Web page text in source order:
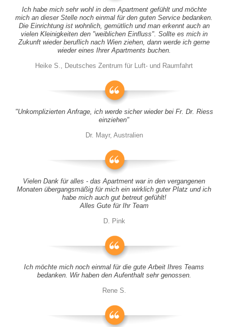
Ich habe mich sehr wohl in dem Apartment gefühlt und möchte
mich an dieser Stelle noch einmal für den guten Service bedanken.
Die Einrichtung ist wohnlich, gemütlich und man erkennt auch an
vielen Kleinigkeiten den "weiblichen Einfluss". Sollte es mich in
Zukunft wieder beruflich nach Wien ziehen, dann werde ich gerne
wieder eines Ihrer Apartments buchen.
Heike S., Deutsches Zentrum für Luft- und Raumfahrt
"Unkomplizierten Anfrage, ich werde sicher wieder bei Fr. Dr. Riess
einziehen"
Dr. Mayr, Australien
Vielen Dank für alles - das Apartment war in den vergangenen
Monaten übergangsmäßig für mich ein wirklich guter Platz und ich
habe mich auch gut betreut gefühlt!
Alles Gute für Ihr Team
D. Pink
Ich möchte mich noch einmal für die gute Arbeit Ihres Teams
bedanken. Wir haben den Aufenthalt sehr genossen.
Rene S.